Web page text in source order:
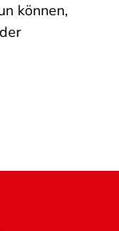
können,